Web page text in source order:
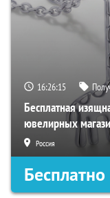
16:26:14
Бесплатная
ювелирных
Россия
Бесплатно